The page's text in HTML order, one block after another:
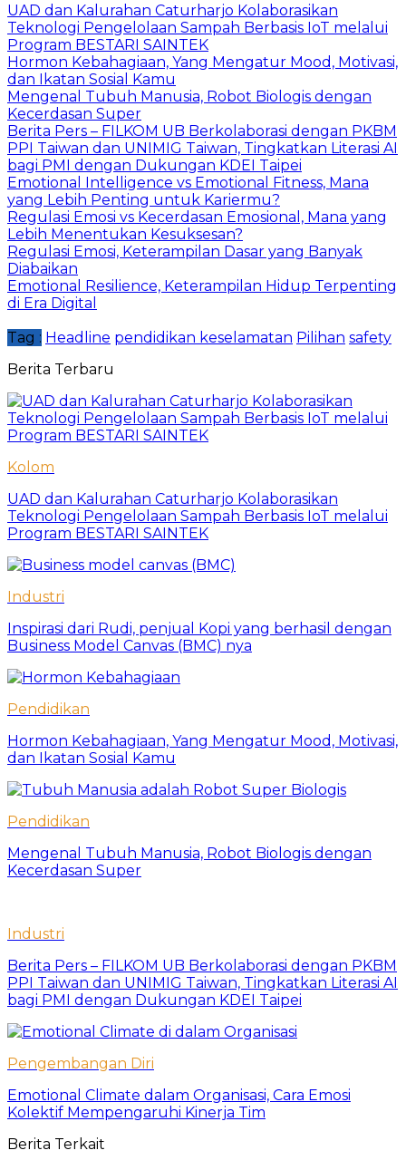
UAD dan Kalurahan Caturharjo Kolaborasikan
Teknologi Pengelolaan Sampah Berbasis IoT melalui
Program BESTARI SAINTEK
Hormon Kebahagiaan, Yang Mengatur Mood, Motivasi,
dan Ikatan Sosial Kamu
Mengenal Tubuh Manusia, Robot Biologis dengan
Kecerdasan Super
Berita Pers – FILKOM UB Berkolaborasi dengan PKBM
PPI Taiwan dan UNIMIG Taiwan, Tingkatkan Literasi AI
bagi PMI dengan Dukungan KDEI Taipei
Emotional Intelligence vs Emotional Fitness, Mana
yang Lebih Penting untuk Kariermu?
Regulasi Emosi vs Kecerdasan Emosional, Mana yang
Lebih Menentukan Kesuksesan?
Regulasi Emosi, Keterampilan Dasar yang Banyak
Diabaikan
Emotional Resilience, Keterampilan Hidup Terpenting
di Era Digital
Tag : Headline pendidikan keselamatan Pilihan safety
Berita Terbaru
Kolom
UAD dan Kalurahan Caturharjo Kolaborasikan
Teknologi Pengelolaan Sampah Berbasis IoT melalui
Program BESTARI SAINTEK
Industri
Inspirasi dari Rudi, penjual Kopi yang berhasil dengan
Business Model Canvas (BMC) nya
Pendidikan
Hormon Kebahagiaan, Yang Mengatur Mood, Motivasi,
dan Ikatan Sosial Kamu
Pendidikan
Mengenal Tubuh Manusia, Robot Biologis dengan
Kecerdasan Super
Industri
Berita Pers – FILKOM UB Berkolaborasi dengan PKBM
PPI Taiwan dan UNIMIG Taiwan, Tingkatkan Literasi AI
bagi PMI dengan Dukungan KDEI Taipei
Pengembangan Diri
Emotional Climate dalam Organisasi, Cara Emosi
Kolektif Mempengaruhi Kinerja Tim
Berita Terkait